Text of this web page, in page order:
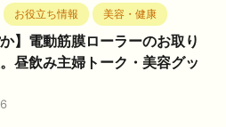
お役立ち情報 美容・健康
か】電動筋膜ローラーのお取り
昼飲み主婦トーク・美容グッ